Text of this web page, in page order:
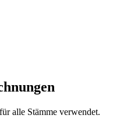
alle Stämme verwendet.